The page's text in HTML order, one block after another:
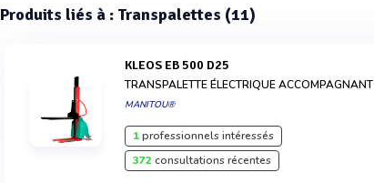
Produits liés à : Transpalettes (11)
KLEOS EB 500 D25
TRANSPALETTE ÉLECTRIQUE ACCOMPAGNANT
MANITOU®
1professionnels intéressés
372consultations récentes